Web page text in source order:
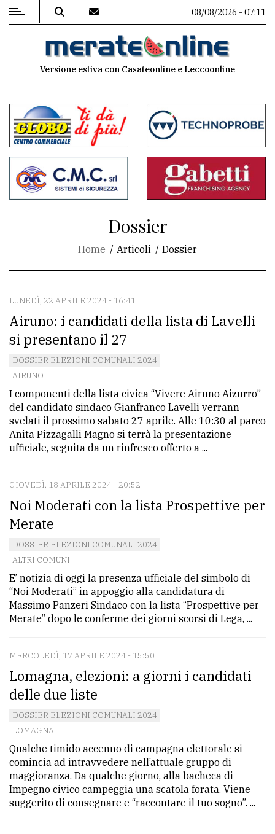
MENU
commenti
Contenuti
del
sito
CONTATTI
La
redazione
Scrivici
Per
la
tua
pubblicità
CERCA
Cerca
per
comune
Ricerca
avanzata
TESTATE
PRIVACY
Privacy
policy
08/08/2026 - 07:11
Versione estiva con Casateonline e Leccoonline
Dossier
Home Articoli Dossier
LUNEDÌ, 22 APRILE 2024 - 16:41
Airuno: i candidati della lista di Lavelli
si presentano il 27
DOSSIER ELEZIONI COMUNALI 2024
AIRUNO
I componenti della lista civica “Vivere Airuno Aizurro”
del candidato sindaco Gianfranco Lavelli verrann
svelati il prossimo sabato 27 aprile. Alle 10:30 al parco
Anita Pizzagalli Magno si terrà la presentazione
ufficiale, seguita da un rinfresco offerto a ...
GIOVEDÌ, 18 APRILE 2024 - 20:52
Noi Moderati con la lista Prospettive per
Merate
DOSSIER ELEZIONI COMUNALI 2024
ALTRI COMUNI
E’ notizia di oggi la presenza ufficiale del simbolo di
“Noi Moderati” in appoggio alla candidatura di
Massimo Panzeri Sindaco con la lista “Prospettive per
Merate” dopo le conferme dei giorni scorsi di Lega, ...
MERCOLEDÌ, 17 APRILE 2024 - 15:50
Lomagna, elezioni: a giorni i candidati
delle due liste
DOSSIER ELEZIONI COMUNALI 2024
LOMAGNA
Qualche timido accenno di campagna elettorale si
comincia ad intravvedere nell’attuale gruppo di
maggioranza. Da qualche giorno, alla bacheca di
Impegno civico campeggia una scatola forata. Viene
suggerito di consegnare e “raccontare il tuo sogno”. ...